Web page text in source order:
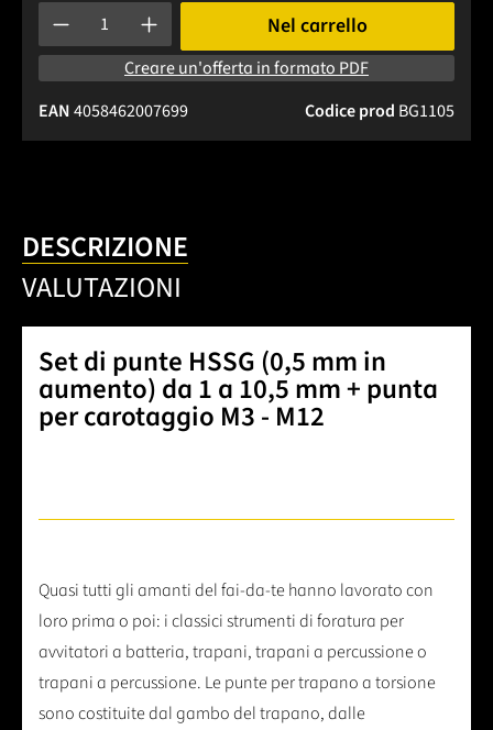
Quantità del prodotto: inserisci la quantità desiderata o
Nel carrello
Creare un'offerta in formato PDF
Codice prod BG1105
EAN4058462007699
DESCRIZIONE
VALUTAZIONI
Set di punte HSSG (0,5 mm in
aumento) da 1 a 10,5 mm + punta
per carotaggio M3 - M12
Quasi tutti gli amanti del fai-da-te hanno lavorato con
loro prima o poi: i classici strumenti di foratura per
avvitatori a batteria, trapani, trapani a percussione o
trapani a percussione. Le punte per trapano a torsione
sono costituite dal gambo del trapano, dalle